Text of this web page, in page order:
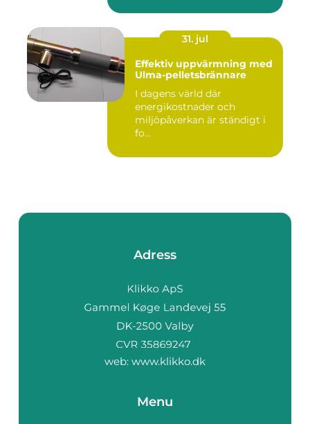
31. jul
Effektiv uppvärmning med
Ulma-pelletsbrännare
I dagens värld där
energikostnader och
miljöpåverkan är ständigt i
fo...
Adress
web: www.klikko.dk
Menu